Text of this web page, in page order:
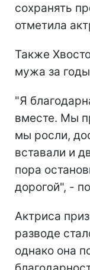
сохранять
отметила
Также
мужа за
"Я
вместе. Мы
мы росли,
вставали и
пора
дорогой", -
Актриса
разводе
однако она